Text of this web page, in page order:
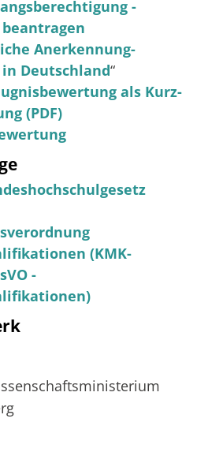
-
Anerkennung-
Deutschland“
als Kurz-
(PDF)
(KMK-
-